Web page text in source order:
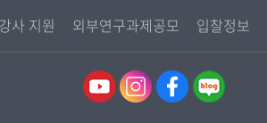
육과정
서울지역대학
대구경북지역대학
사 지원 외부연구과제공모 입찰정보